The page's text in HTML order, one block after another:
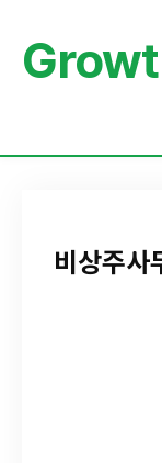
비상주사